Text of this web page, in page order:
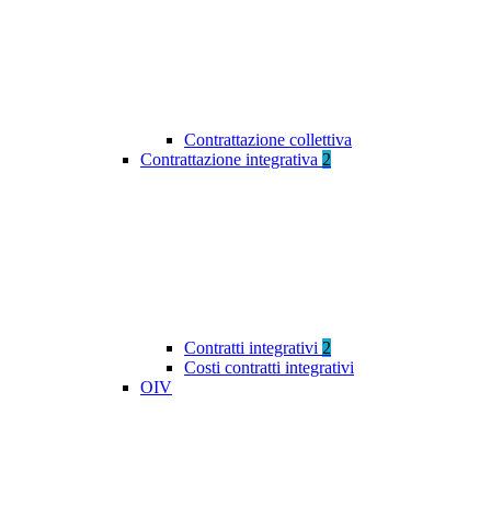
Contrattazione collettiva
Contrattazione integrativa 2
Contratti integrativi 2
Costi contratti integrativi
OIV